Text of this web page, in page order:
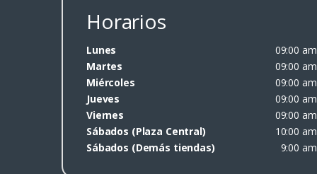
Horarios
Lunes
09:00
Martes
09:00
Miércoles
09:00
Jueves
09:00
Viernes
09:00
Sábados (Plaza Central)
10:00
Sábados (Demás tiendas)
9:00